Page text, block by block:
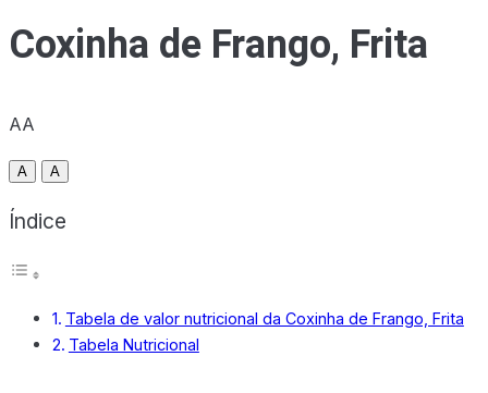
Coxinha de Frango, Frita
AA
A A
Índice
Tabela de valor nutricional da Coxinha de Frango, Frita
Tabela Nutricional